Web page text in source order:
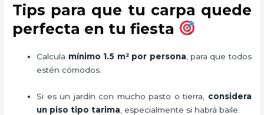
Tips para que tu carpa quede
perfecta en tu fiesta
Calcula mínimo 1.5 m² por persona , para que todos
estén cómodos.
Si es un jardín con mucho pasto o tierra, considera
un piso tipo tarima , especialmente si habrá baile.